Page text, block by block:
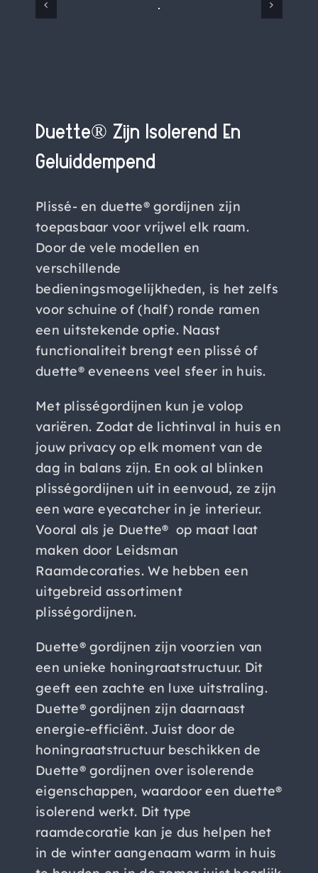
Duette® Zijn Isolerend En
Geluiddempend
Plissé- en duette® gordijnen zijn
toepasbaar voor vrijwel elk raam.
Door de vele modellen en
verschillende
bedieningsmogelijkheden, is het zelfs
voor schuine of (half) ronde ramen
een uitstekende optie. Naast
functionaliteit brengt een plissé of
duette® eveneens veel sfeer in huis.
Met plisségordijnen kun je volop
variëren. Zodat de lichtinval in huis en
jouw privacy op elk moment van de
dag in balans zijn. En ook al blinken
plisségordijnen uit in eenvoud, ze zijn
een ware eyecatcher in je interieur.
Vooral als je Duette® op maat laat
maken door Leidsman
Raamdecoraties. We hebben een
uitgebreid assortiment
plisségordijnen.
Duette® gordijnen zijn voorzien van
een unieke honingraatstructuur. Dit
geeft een zachte en luxe uitstraling.
Duette® gordijnen zijn daarnaast
energie-efficiënt. Juist door de
honingraatstructuur beschikken de
Duette® gordijnen over isolerende
eigenschappen, waardoor een duette®
isolerend werkt. Dit type
raamdecoratie kan je dus helpen het
in de winter aangenaam warm in huis